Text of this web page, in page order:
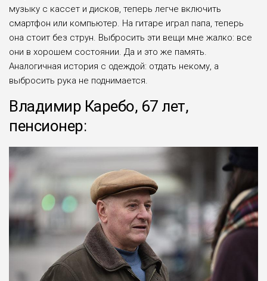
музыку с кассет и дисков, теперь легче включить
смартфон или компьютер. На гитаре играл папа, теперь
она стоит без струн. Выбросить эти вещи мне жалко: все
они в хорошем состоянии. Да и это же память.
Аналогичная история с одеждой: отдать некому, а
выбросить рука не поднимается.
Владимир Каребо, 67 лет,
пенсионер: